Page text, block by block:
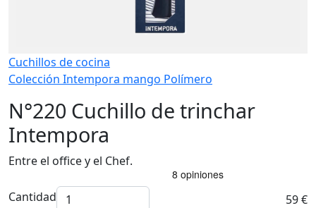
Cuchillos de cocina
Colección Intempora mango Polímero
N°220 Cuchillo de trinchar
Intempora
Entre el office y el Chef.
Cantidad
59 €